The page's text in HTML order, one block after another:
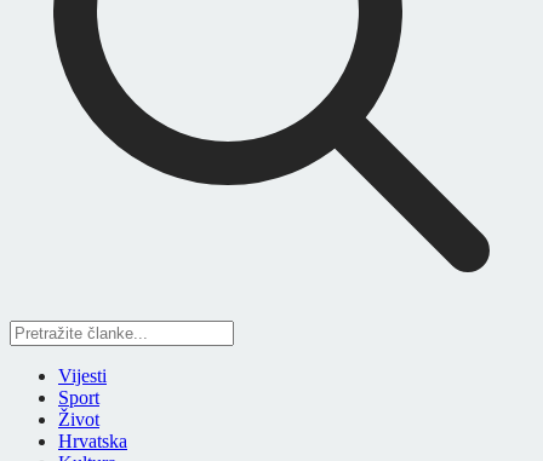
Vijesti
Sport
Život
Hrvatska